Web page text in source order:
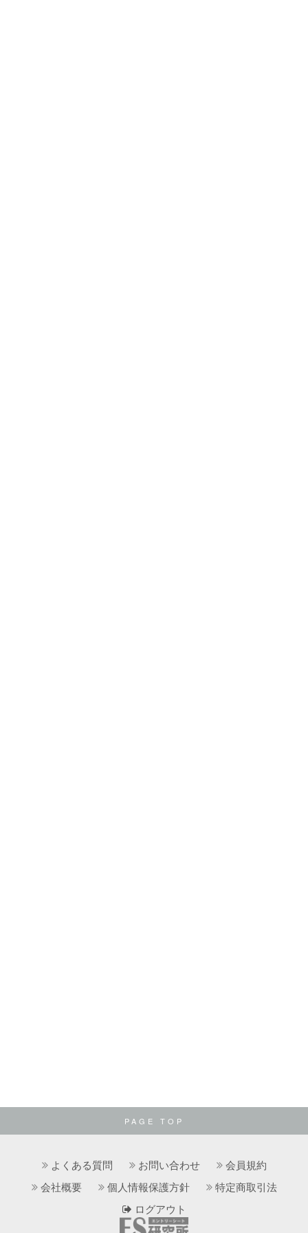
PAGE TOP
よくある質問 お問い合わせ
会員規約
会社概要
個人情報保護方針
特定商取引法
ログアウト